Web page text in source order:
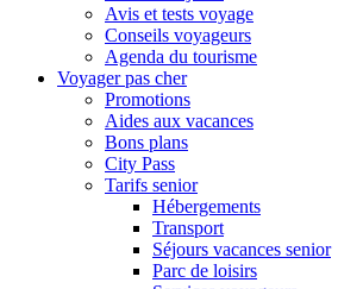
Avis et tests voyage
Conseils voyageurs
Agenda du tourisme
Voyager pas cher
Promotions
Aides aux vacances
Bons plans
City Pass
Tarifs senior
Hébergements
Transport
Séjours vacances senior
Parc de loisirs